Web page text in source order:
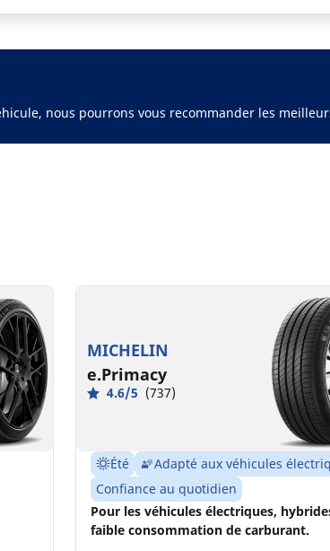
nous pourrons vous recommander les
MICHELIN
e.Primacy
4.6/5 (737)
Été
Adapté aux véhicules
Confiance au quotidien
Pour les véhicules électriques,
faible consommation de carburant.